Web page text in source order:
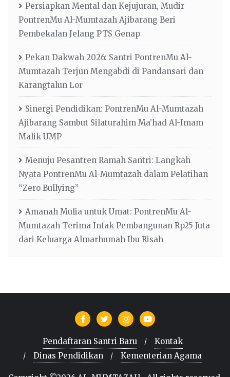
Persiapkan Mental dan Kejujuran, Mudir
PontrenMu Al-Mumtazah Ajibarang Beri
Pembekalan Jelang PTS Genap
Pekan Dakwah 2026: Santri PontrenMu Al-
Mumtazah Terjun Mengabdi di Pandansari dan
Karangtalun Lor
Sinergi Pendidikan: PontrenMu Al-Mumtazah
Ajibarang Sambut Silaturahim Ma’had Al-Imam
Malik UMP
Menuju Pesantren Ramah Santri: Langkah
Nyata PontrenMu Al-Mumtazah dalam Pelatihan
“Zero Bullying”
Amanah Mulia untuk Umat: PontrenMu Al-
Mumtazah Terima Infak Pembangunan Rp25 Juta
dari Keluarga Almarhumah Ibu Risah
Pendaftaran Santri Baru
Kontak
Dinas Pendidikan
Kementerian Agama